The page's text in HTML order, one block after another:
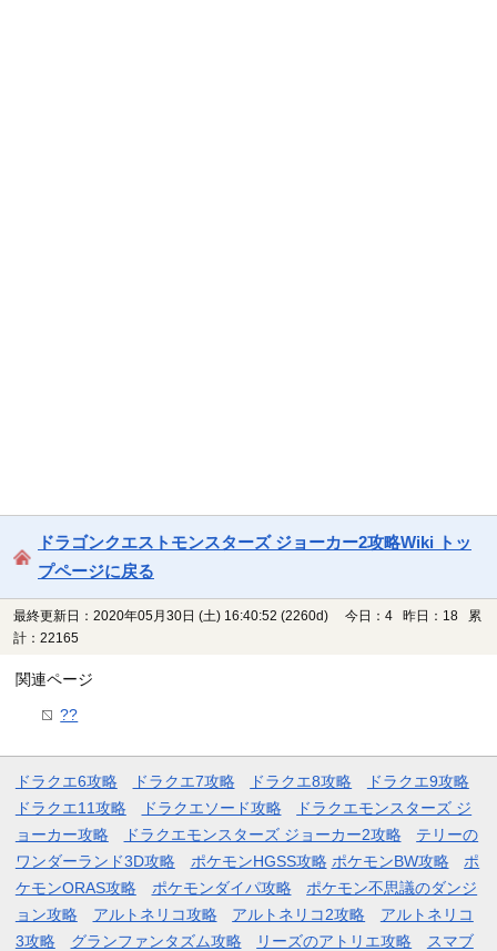
ドラゴンクエストモンスターズ ジョーカー2攻略Wiki トッ
プページに戻る
最終更新日：2020年05月30日 (土) 16:40:52 (2260d)
今日：4 昨日：18 累
計：22165
関連ページ
??
ドラクエ6攻略 ドラクエ7攻略 ドラクエ8攻略
ドラクエ9攻略
ドラクエ11攻略
ドラクエソード攻略
ドラクエモンスターズ ジ
ョーカー攻略
ドラクエモンスターズ ジョーカー2攻略
テリーの
ワンダーランド3D攻略
ポケモンHGSS攻略 ポケモンBW攻略
ポ
ケモンORAS攻略
ポケモンダイパ攻略
ポケモン不思議のダンジ
ョン攻略
アルトネリコ攻略 アルトネリコ2攻略
アルトネリコ
3攻略
グランファンタズム攻略 リーズのアトリエ攻略 スマブ